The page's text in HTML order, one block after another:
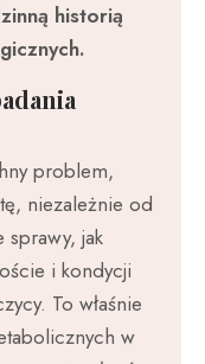
historią
problem,
niezależnie od
sprawy, jak
i kondycji
To właśnie
w